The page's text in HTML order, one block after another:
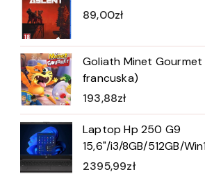
89,00zł
Goliath Minet Gourmet
francuska)
193,88zł
Laptop Hp 250 G9
15,6"/i3/8GB/512GB/
2395,99zł